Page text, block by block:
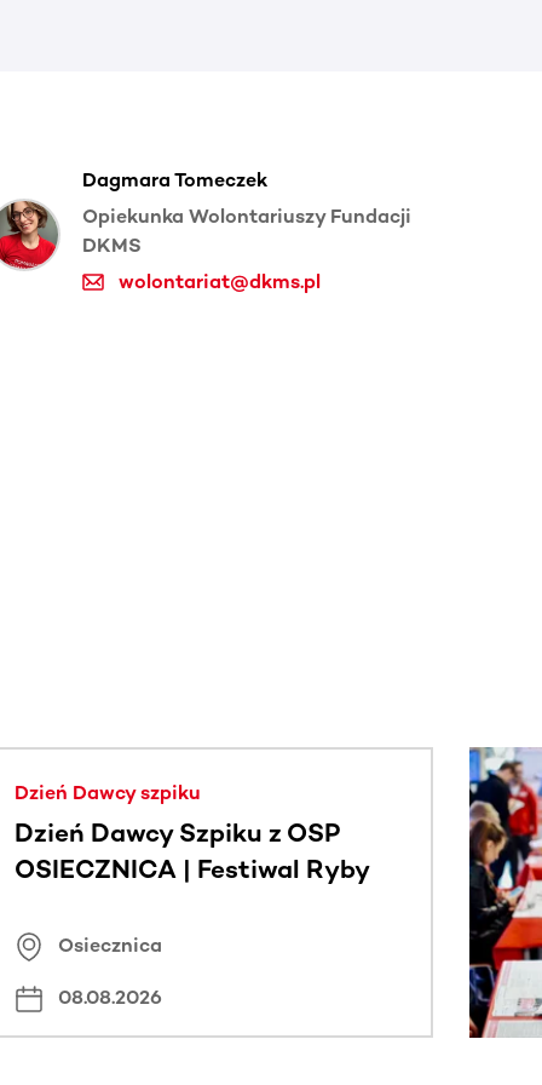
Dagmara Tomeczek
Opiekunka Wolontariuszy Fundacji
DKMS
wolontariat@dkms.pl
Dzień Dawcy szpiku
Dzień Dawcy Szpiku z OSP
OSIECZNICA | Festiwal Ryby
Osiecznica
08.08.2026